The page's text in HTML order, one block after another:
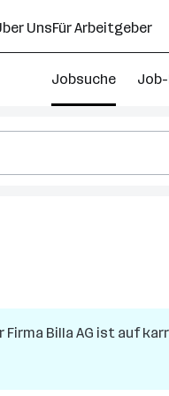
UnsFür Arbeitgeber
Jobsuche
Firma Billa AG ist auf